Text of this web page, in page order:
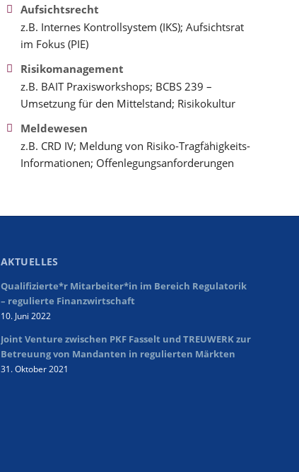
Aufsichtsrecht
z.B. Internes Kontrollsystem (IKS); Aufsichtsrat
im Fokus (PIE)
Risikomanagement
z.B. BAIT Praxisworkshops; BCBS 239 –
Umsetzung für den Mittelstand; Risikokultur
Meldewesen
z.B. CRD IV; Meldung von Risiko-Tragfähigkeits-
Informationen; Offenlegungsanforderungen
AKTUELLES
Qualifizierte*r Mitarbeiter*in im Bereich Regulatorik
– regulierte Finanzwirtschaft
10. Juni 2022
Joint Venture zwischen PKF Fasselt und TREUWERK zur
Betreuung von Mandanten in regulierten Märkten
31. Oktober 2021